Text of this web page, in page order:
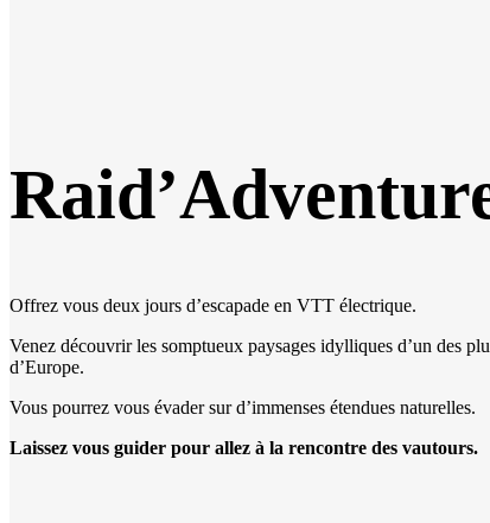
Offrez vous deux jours d’escapade en VTT électrique.
Venez découvrir les somptueux paysages idylliques d’un des
d’Europe.
Vous pourrez vous évader sur d’immenses étendues naturelles.
Laissez vous guider pour allez à la rencontre des vautours.